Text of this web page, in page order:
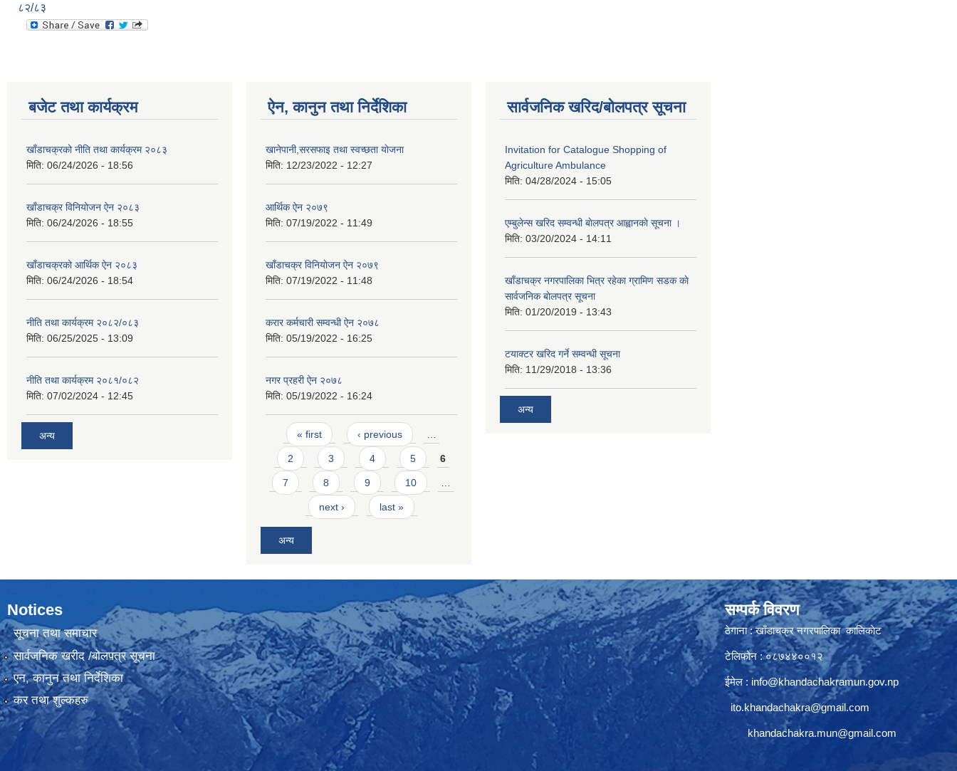
८२/८३
बजेट तथा कार्यक्रम
खाँडाचक्रको नीति तथा कार्यक्रम २०८३
मिति: 06/24/2026 - 18:56
खाँडाचक्र विनियोजन ऐन २०८३
मिति: 06/24/2026 - 18:55
खाँडाचक्रको आर्थिक ऐन २०८३
मिति: 06/24/2026 - 18:54
नीति तथा कार्यक्रम २०८२/०८३
मिति: 06/25/2025 - 13:09
नीति तथा कार्यक्रम २०८१/०८२
मिति: 07/02/2024 - 12:45
अन्य
ऐन, कानुन तथा निर्देशिका
खानेपानी,सरसफाइ तथा स्वच्छता याेजना
मिति: 12/23/2022 - 12:27
आर्थिक ऐन २०७९
मिति: 07/19/2022 - 11:49
खाँडाचक्र विनियाेजन ऐन २०७९
मिति: 07/19/2022 - 11:48
करार कर्मचारी सम्वन्धी ऐन २०७८
मिति: 05/19/2022 - 16:25
नगर प्रहरी ऐन २०७८
मिति: 05/19/2022 - 16:24
Pages
« first ‹ previous …
2 3 4 5 6
7 8 9 10 …
next › last »
अन्य
सार्वजनिक खरिद/बोलपत्र सूचना
Invitation for Catalogue Shopping of
Agriculture Ambulance
मिति: 04/28/2024 - 15:05
एम्बुलेन्स खरिद सम्वन्धी बाेलपत्र आह्वानकाे सूचना ।
मिति: 03/20/2024 - 14:11
खाँडाचक्र नगरपालिका भित्र रहेका ग्रामिण सडक काे
सार्वजनिक बाेलपत्र सूचना
मिति: 01/20/2019 - 13:43
टयाक्टर खरिद गर्ने सम्वन्धी सूचना
मिति: 11/29/2018 - 13:36
अन्य
Notices
सूचना तथा समाचार
सार्वजनिक खरीद /बोलपत्र सूचना
एन, कानुन तथा निर्देशिका
कर तथा शुल्कहरु
सम्पर्क विवरण
ठेगाना : खाँडाचक्र नगरपालिका कालिकाेट
टेलिफोन : ०८७४४००१२
ईमेल : info@khandachakramun.gov.np
ito.khandachakra@gmail.com
khandachakra.mun@gmail.com